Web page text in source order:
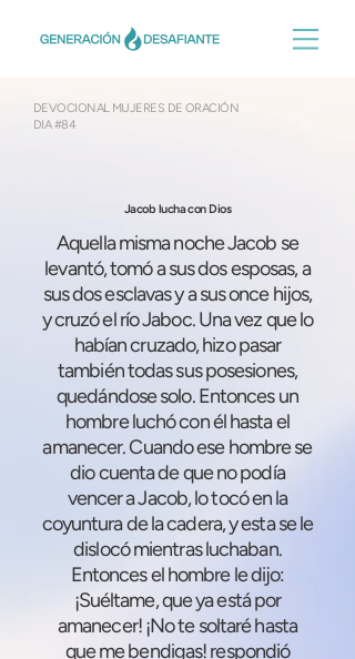
DEVOCIONAL MUJERES DE ORACIÓN
DIA #84
Jacob lucha con Dios
Aquella misma noche Jacob se
levantó, tomó a sus dos esposas, a
sus dos esclavas y a sus once hijos,
y cruzó el río Jaboc. Una vez que lo
habían cruzado, hizo pasar
también todas sus posesiones,
quedándose solo. Entonces un
hombre luchó con él hasta el
amanecer. Cuando ese hombre se
dio cuenta de que no podía
vencer a Jacob, lo tocó en la
coyuntura de la cadera, y esta se le
dislocó mientras luchaban.
Entonces el hombre le dijo:
¡Suéltame, que ya está por
amanecer! ¡No te soltaré hasta
que me bendigas! respondió